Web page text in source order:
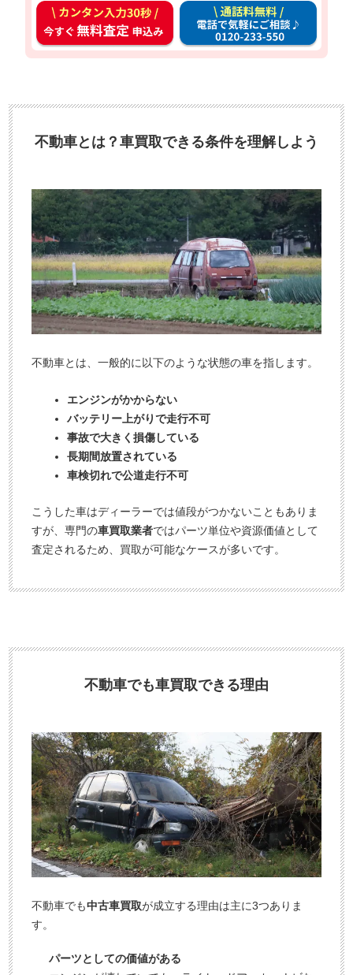
カ
ン
タ
力
3
0
今
す
ぐ
無
料
査
定
申
込
通
料
お
電
話
気
軽
に
ご
相
談
不動車とは？車買取できる条件を理解しよう
不動車とは、一般的に以下のような状態の車を指します。
エンジンがかからない
バッテリー上がりで走行不可
事故で大きく損傷している
長期間放置されている
車検切れで公道走行不可
こうした車はディーラーでは値段がつかないこともありま
すが、専門の車買取業者ではパーツ単位や資源価値として
査定されるため、買取が可能なケースが多いです。
不動車でも車買取できる理由
不動車でも中古車買取が成立する理由は主に3つありま
す。
パーツとしての価値がある